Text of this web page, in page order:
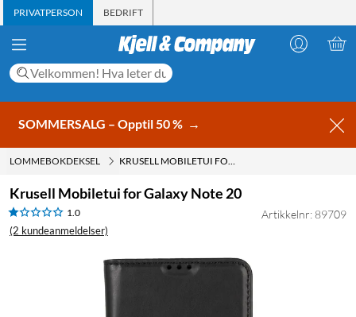
PRIVATPERSON BEDRIFT
SOMMERSALG – Opptil 50 % →
LOMMEBOKDEKSEL KRUSELL MOBILETUI FOR GALAXY NOTE 20
Krusell Mobiletui for Galaxy Note 20
1.0
(2 kundeanmeldelser)
Artikkelnr: 89709